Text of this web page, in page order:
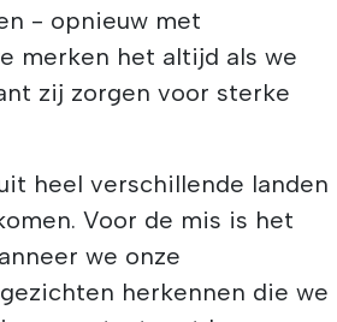
- opnieuw met
merken het altijd als we
zij zorgen voor sterke
heel verschillende landen
Voor de mis is het
we onze
herkennen die we